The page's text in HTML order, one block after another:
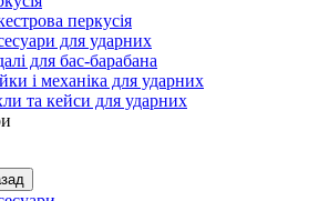
перкусія
для ударних
для бас-барабана
і механіка для ударних
та кейси для ударних